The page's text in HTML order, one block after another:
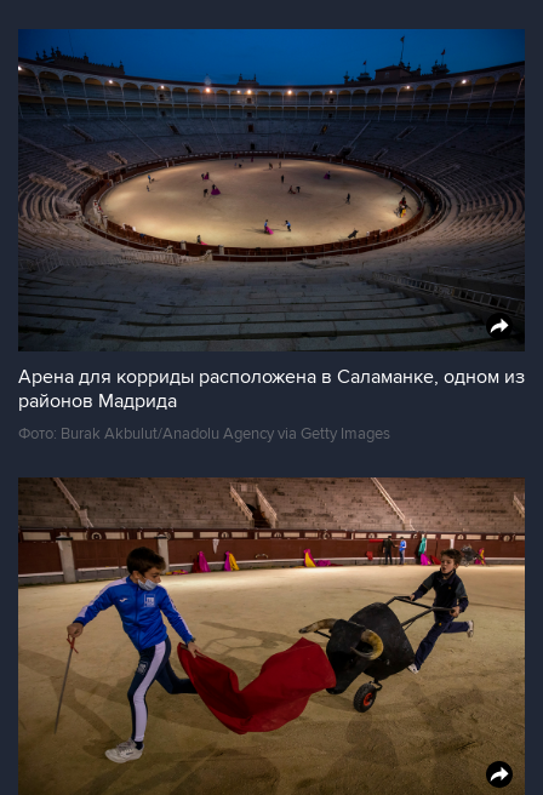
Арена для корриды расположена в Саламанке, одном из
районов Мадрида
Фото: Burak Akbulut/Anadolu Agency via Getty Images